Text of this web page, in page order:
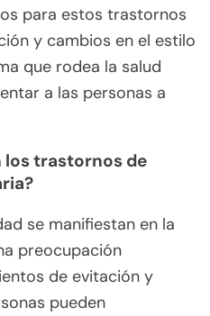
para estos trastornos
y cambios en el estilo
que rodea la salud
a las personas a
los trastornos de
se manifiestan en la
preocupación
de evitación y
pueden